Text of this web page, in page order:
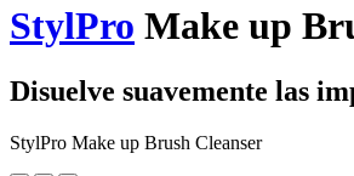
StylPro Make up
Disuelve suavemente las
StylPro Make up Brush Cleanser